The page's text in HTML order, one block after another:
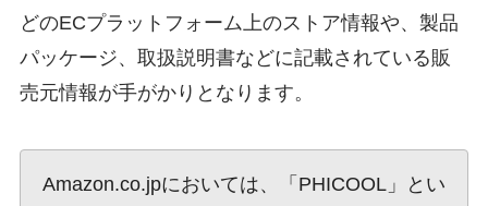
どのECプラットフォーム上のストア情報や、製品
パッケージ、取扱説明書などに記載されている販
売元情報が手がかりとなります。
Amazon.co.jpにおいては、「PHICOOL」とい